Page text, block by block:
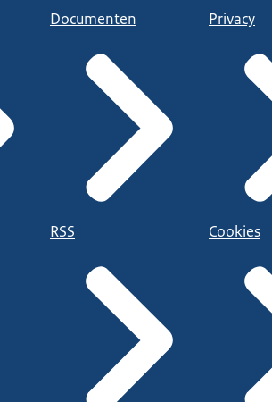
Documenten
RSS
Privacy
Cookies